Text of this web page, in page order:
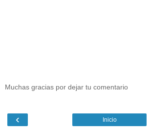
Muchas gracias por dejar tu comentario
‹ Inicio